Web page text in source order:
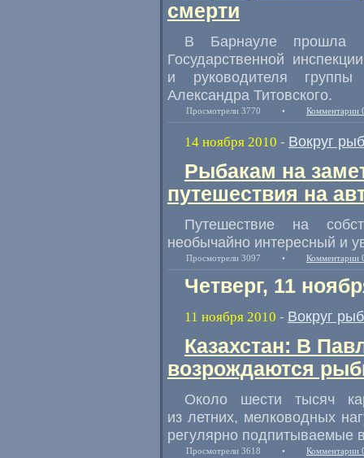
смерти
В Барнауле прошла
Государственной
и руководителя
Александра Титовского.
Просмотрели 3770 • Комментарии
14 ноября 2010 - Вокруг
Рыбакам на
путешествия на
Путешествие на
необычайно интересный и
Просмотрели 3097 • Комментарии
Четверг, 11
11 ноября 2010 - Вокруг
Казахстан: В
возрождаются
Около шести тысяч
из летних, мелководных
регулярно подпитываемые
Просмотрели 3618 • Комментарии